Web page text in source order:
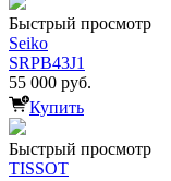
Быстрый просмотр
Seiko
SRPB43J1
55 000 руб.
Купить
Быстрый просмотр
TISSOT